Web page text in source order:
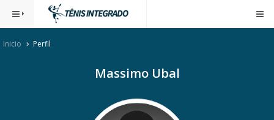
Inicio Perfil
Massimo Ubal